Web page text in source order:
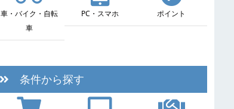
車・バイク・自転
車
PC・スマホ ポイント
条件から探す